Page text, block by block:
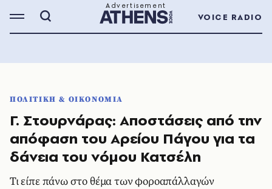
VOICE RADIO
ΠΟΛΙΤΙΚΗ & ΟΙΚΟΝΟΜΙΑ
Γ. Στουρνάρας: Aποστάσεις από την
απόφαση του Αρείου Πάγου για τα
δάνεια του νόμου Κατσέλη
Τι είπε πάνω στο θέμα των φοροαπάλλαγών